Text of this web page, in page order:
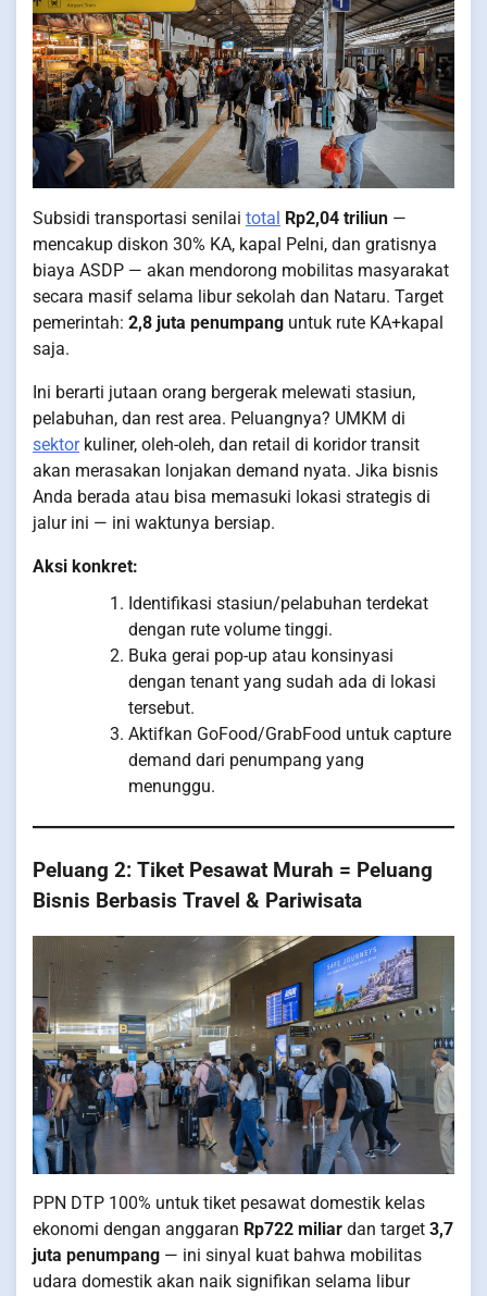
Subsidi transportasi senilai total Rp2,04 triliun —
mencakup diskon 30% KA, kapal Pelni, dan gratisnya
biaya ASDP — akan mendorong mobilitas masyarakat
secara masif selama libur sekolah dan Nataru. Target
pemerintah: 2,8 juta penumpang untuk rute KA+kapal
saja.
Ini berarti jutaan orang bergerak melewati stasiun,
pelabuhan, dan rest area. Peluangnya? UMKM di
sektorkuliner, oleh-oleh, dan retail di koridor transit
akan merasakan lonjakan demand nyata. Jika bisnis
Anda berada atau bisa memasuki lokasi strategis di
jalur ini — ini waktunya bersiap.
Aksi konkret:
Identifikasi stasiun/pelabuhan terdekat
dengan rute volume tinggi.
Buka gerai pop-up atau konsinyasi
dengan tenant yang sudah ada di lokasi
tersebut.
Aktifkan GoFood/GrabFood untuk capture
demand dari penumpang yang
menunggu.
Peluang 2: Tiket Pesawat Murah = Peluang
Bisnis Berbasis Travel & Pariwisata
PPN DTP 100% untuk tiket pesawat domestik kelas
ekonomi dengan anggaran Rp722 miliar dan target 3,7
juta penumpang — ini sinyal kuat bahwa mobilitas
udara domestik akan naik signifikan selama libur